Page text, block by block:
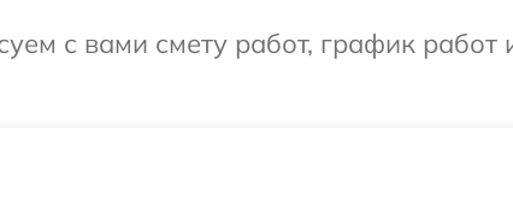
с вами смету работ, график работ